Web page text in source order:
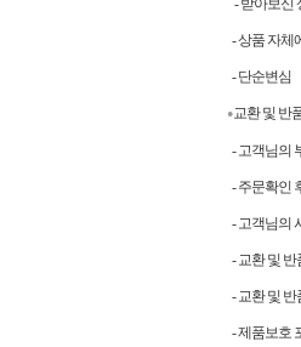
- 받아보신
- 상품 자체
- 단순변심
●교환 및 반
- 고객님의
- 주문확인
- 고객님의
- 교환 및
- 교환 및
- 제품보호